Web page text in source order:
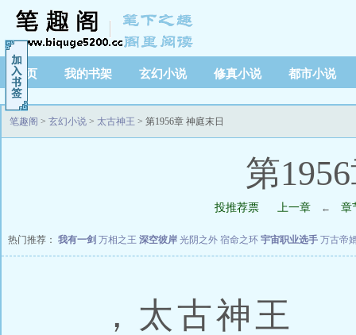
首页 我的书架 玄幻小说 修真小说 都市小说
笔趣阁 > 玄幻小说 > 太古神王 > 第1956章 神庭末日
第
投推荐票 上一章 ← 章
热门推荐： 我有一剑 万相之王 深空彼岸 光阴之外 宿命之环 宇宙职业选手 万古帝
，太古神王